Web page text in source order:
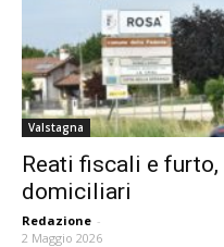
Valstagna
Reati fiscali e
domiciliari
Redazione -
2 Maggio 2026